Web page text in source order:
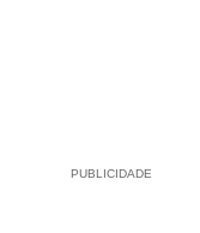
PUBLICIDADE